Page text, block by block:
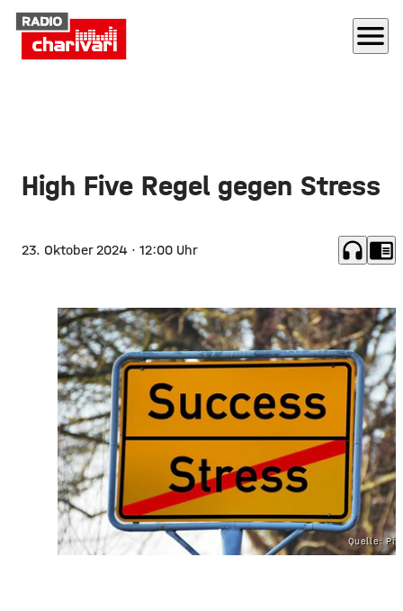
menu
High Five Regel gegen Stress
23. Oktober 2024 · 12:00 Uhr headphones chrome_reader_mode
Quelle: